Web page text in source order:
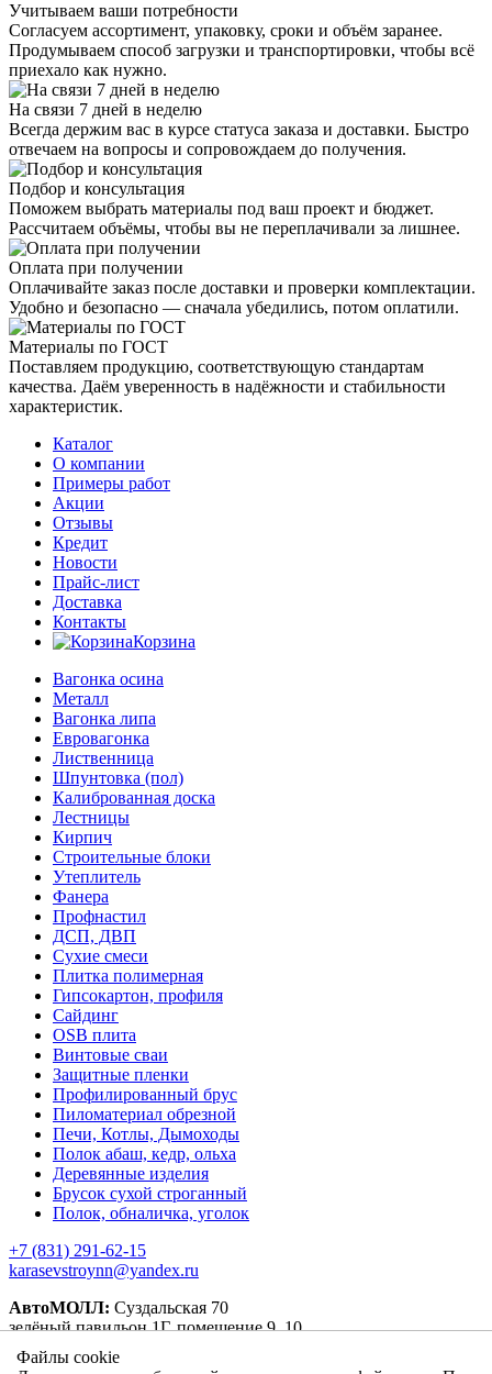
Учитываем ваши потребности
Согласуем ассортимент, упаковку, сроки и объём заранее.
Продумываем способ загрузки и транспортировки, чтобы всё
приехало как нужно.
На связи 7 дней в неделю
Всегда держим вас в курсе статуса заказа и доставки. Быстро
отвечаем на вопросы и сопровождаем до получения.
Подбор и консультация
Поможем выбрать материалы под ваш проект и бюджет.
Рассчитаем объёмы, чтобы вы не переплачивали за лишнее.
Оплата при получении
Оплачивайте заказ после доставки и проверки комплектации.
Удобно и безопасно — сначала убедились, потом оплатили.
Материалы по ГОСТ
Поставляем продукцию, соответствующую стандартам
качества. Даём уверенность в надёжности и стабильности
характеристик.
Каталог
О компании
Примеры работ
Акции
Отзывы
Кредит
Новости
Прайс-лист
Доставка
Контакты
Корзина
Вагонка осина
Металл
Вагонка липа
Евровагонка
Лиственница
Шпунтовка (пол)
Калиброванная доска
Лестницы
Кирпич
Строительные блоки
Утеплитель
Фанера
Профнастил
ДСП, ДВП
Сухие смеси
Плитка полимерная
Гипсокартон, профиля
Сайдинг
OSB плита
Винтовые сваи
Защитные пленки
Профилированный брус
Пиломатериал обрезной
Печи, Котлы, Дымоходы
Полок абаш, кедр, ольха
Деревянные изделия
Брусок сухой строганный
Полок, обналичка, уголок
+7 (831) 291-62-15
karasevstroynn@yandex.ru
АвтоМОЛЛ: Суздальская 70
зелёный павильон 1Г, помещение 9, 10.
оранжевый павильон 4А, пом. 1, 10.
Карповский рынок:
Ларина 27 Павильон 3/1
Файлы cookie